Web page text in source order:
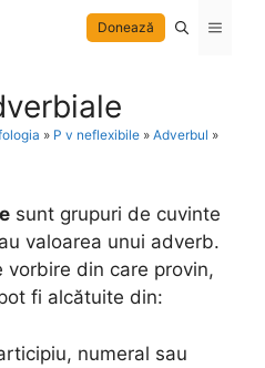
Donează Menu
» P v neflexibile » Adverbul »
sunt grupuri de cuvinte
valoarea unui adverb.
din care provin,
fi alcătuite din:
numeral sau